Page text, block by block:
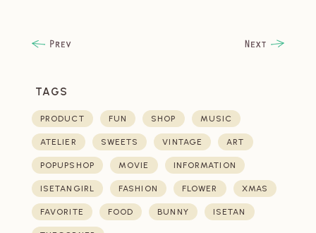
TAGS
PRODUCT FUN SHOP MUSIC
ATELIER SWEETS VINTAGE ART
POPUPSHOP MOVIE INFORMATION
ISETANGIRL FASHION FLOWER XMAS
FAVORITE FOOD BUNNY ISETAN